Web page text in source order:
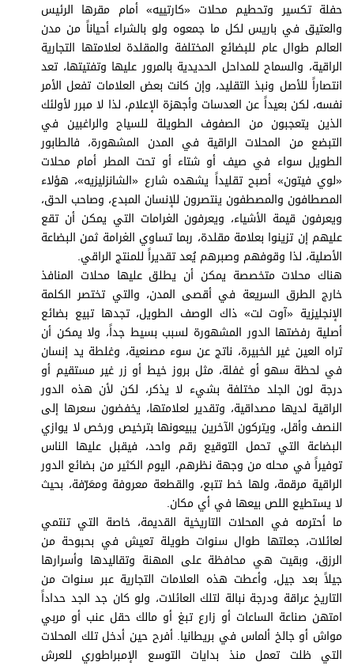
التعليم والمعرفة
الذكاء الاصطناعي
تغطيات
فيديو
بودكاست
إنفوجراف
قصة صورة
كاريكتير
برامج
عدد اليوم
مواقيت الصلاة
الأحوال الجوية
حفلة تكسير وتحطيم محلات «كارتييه» أمام مقرها الرئيس
والعتيق في باريس لكل ما جمعوه ولو بالشراء أحياناً من مدن
العالم طوال عام للبضائع المختلفة والمقلدة لعلامتها التجارية
الراقية، والسماح للمداحل الحديدية بالمرور عليها وتفتيتها، تعد
انتصاراً للأصل ونبذ التقليد، وإن كانت بعض العلامات تفعل الأمر
نفسه، لكن بعيداً عن العدسات وأجهزة الإعلام، لذا لا مبرر لأولئك
الذين يتعجبون من الصفوف الطويلة للسياح والراغبين في
التبضع من المحلات الراقية في المدن المشهورة، فالطابور
الطويل سواء في صيف أو شتاء أو تحت المطر أمام محلات
«لوي فيتون» أصبح تقليداً يشهده شارع «الشانزليزيه»، هؤلاء
المصطافون والمصطفون ينتصرون للإنسان المبدع، وصاحب الحق،
ويعرفون قيمة الأشياء، ويعرفون الغرامات التي يمكن أن تقع
عليهم إن تزينوا بعلامة مقلدة، ربما تساوي الغرامة ثمن البضاعة
الأصلية، لذا وقوفهم وصبرهم يُعد تقديراً للمنتج الراقي.
هناك محلات متخصصة يمكن أن يطلق عليها محلات المنافذ
خارج الطرق السريعة في أقصى المدن، والتي تختصر الكلمة
الإنجليزية «آوت لت» ذاك الوصف الطويل، تجدها تبيع بضائع
أصلية رفضتها الدور المشهورة لسبب بسيط جداً، ولا يمكن أن
تراه العين غير الخبيرة، ناتج عن سوء مصنعية، وغلطة يد إنسان
في لحظة سهو أو غفلة، مثل بروز خيط أو زر غير مستقيم أو
درجة لون الجلد مختلفة بشيء لا يذكر، لكن لأن هذه الدور
الراقية لديها مصداقية، وتقدير لعلامتها، يخفضون سعرها إلى
النصف وأقل، ويتركون الآخرين يبيعونها بترخيص ورخص لا يوازي
البضاعة التي تحمل التوقيع رقم واحد، فيقبل عليها الناس
توفيراً في محله من وجهة نظرهم، اليوم الكثير من بضائع الدور
الراقية مرقمة، ولها خط تتبع، والقطعة معروفة ومعَرّفة، بحيث
لا يستطيع اللص بيعها في أي مكان.
ما أحترمه في المحلات التاريخية القديمة، خاصة التي تنتمي
لعائلات، جعلتها طوال سنوات طويلة تعيش في بحبوحة من
الرزق، وبقيت هي محافظة على المهنة وتقاليدها وأسرارها
جيلاً بعد جيل، وأعطت هذه العلامات التجارية عبر سنوات من
التاريخ عراقة ودرجة نبالة لتلك العائلات، ولو كان جد الجد حداداً
امتهن صناعة الساعات أو زارع تبغ أو مالك حقل عنب أو مربي
مواش أو جالخ ألماس في بريطانيا. أفرح حين أدخل تلك المحلات
التي ظلت تعمل منذ بدايات التوسع الإمبراطوري للعرش